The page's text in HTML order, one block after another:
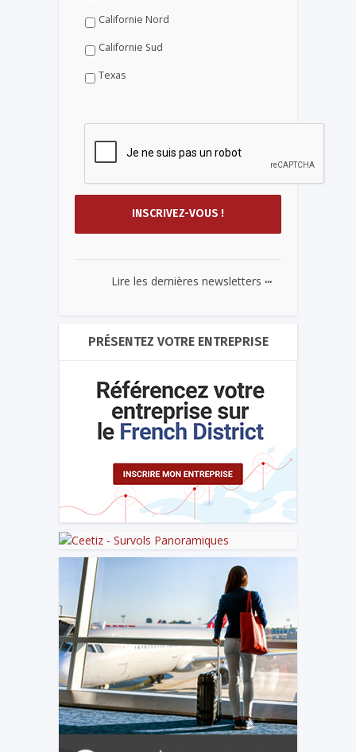
Californie Nord
Californie Sud
Texas
Lire les dernières newsletters ...
PRÉSENTEZ VOTRE ENTREPRISE